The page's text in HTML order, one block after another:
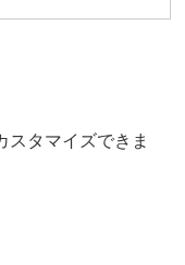
スタマイズできま